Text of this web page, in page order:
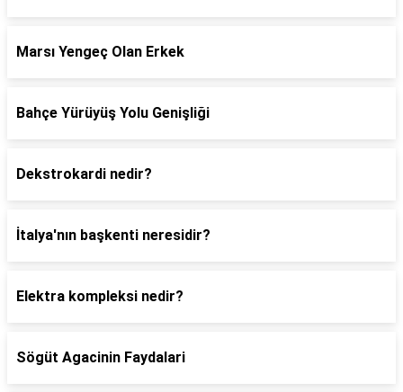
Marsı Yengeç Olan Erkek
Bahçe Yürüyüş Yolu Genişliği
Dekstrokardi nedir?
İtalya'nın başkenti neresidir?
Elektra kompleksi nedir?
Sögüt Agacinin Faydalari